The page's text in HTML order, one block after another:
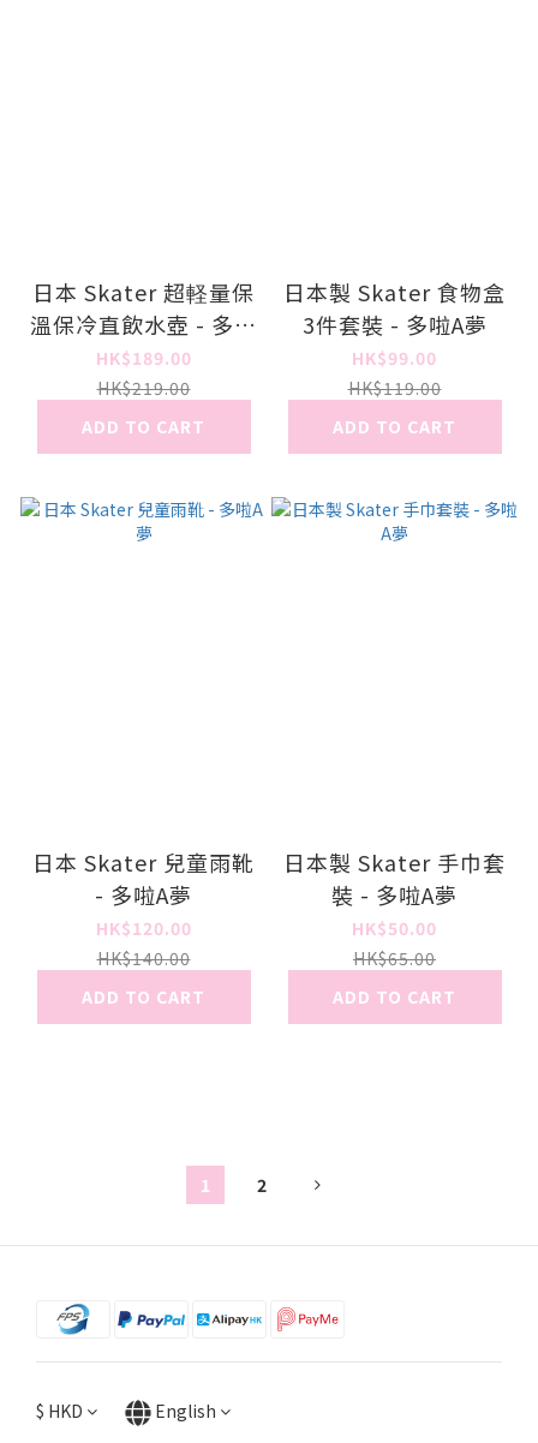
日本 Skater 超軽量保
溫保冷直飲水壺 - 多啦
A夢
HK$189.00
HK$219.00
ADD TO CART
日本製 Skater 食物盒
3件套裝 - 多啦A夢
HK$99.00
HK$119.00
ADD TO CART
日本 Skater 兒童雨靴
- 多啦A夢
HK$120.00
HK$140.00
ADD TO CART
日本製 Skater 手巾套
裝 - 多啦A夢
HK$50.00
HK$65.00
ADD TO CART
1 2
$ HKD English